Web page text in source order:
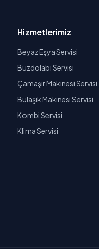
Hizmetlerimiz
Beyaz Eşya Servisi
Buzdolabı Servisi
Çamaşır Makinesi Servisi
Bulaşık Makinesi Servisi
Kombi Servisi
Klima Servisi